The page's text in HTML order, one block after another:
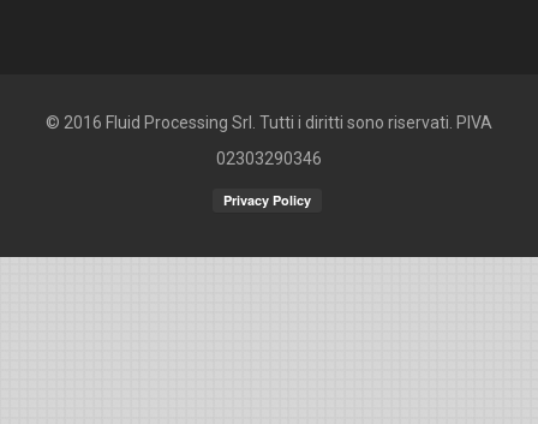
© 2016 Fluid Processing Srl. Tutti i diritti sono riservati. PIVA
02303290346